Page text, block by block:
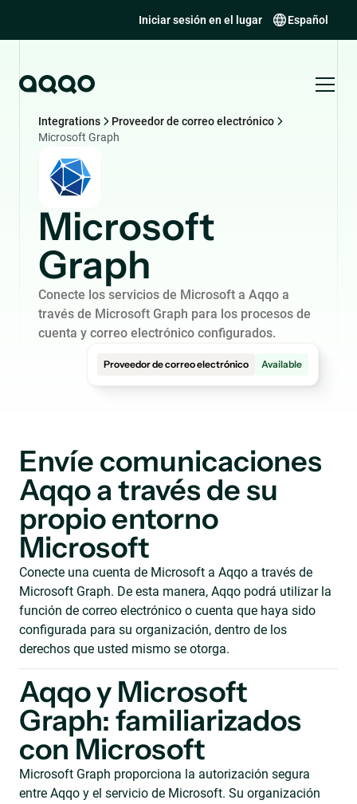
Iniciar sesión en el lugar Español
Integrations
Proveedor de correo electrónico
Microsoft Graph
Microsoft
Graph
Conecte los servicios de Microsoft a Aqqo a
través de Microsoft Graph para los procesos de
cuenta y correo electrónico configurados.
Proveedor de correo electrónico Available
Envíe comunicaciones
Aqqo a través de su
propio entorno
Microsoft
Conecte una cuenta de Microsoft a Aqqo a través de
Microsoft Graph. De esta manera, Aqqo podrá utilizar la
función de correo electrónico o cuenta que haya sido
configurada para su organización, dentro de los
derechos que usted mismo se otorga.
Aqqo y Microsoft
Graph: familiarizados
con Microsoft
Microsoft Graph proporciona la autorización segura
entre Aqqo y el servicio de Microsoft. Su organización